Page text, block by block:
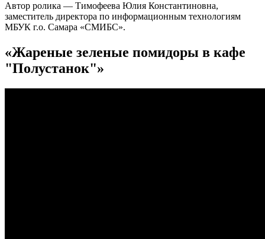
Автор ролика — Тимофеева Юлия Константиновна,
заместитель директора по информационным технологиям
МБУК г.о. Самара «СМИБС».
«Жареные зеленые помидоры в кафе
"Полустанок"»